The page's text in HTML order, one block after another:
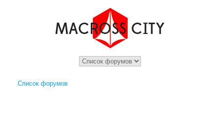
Список форумов